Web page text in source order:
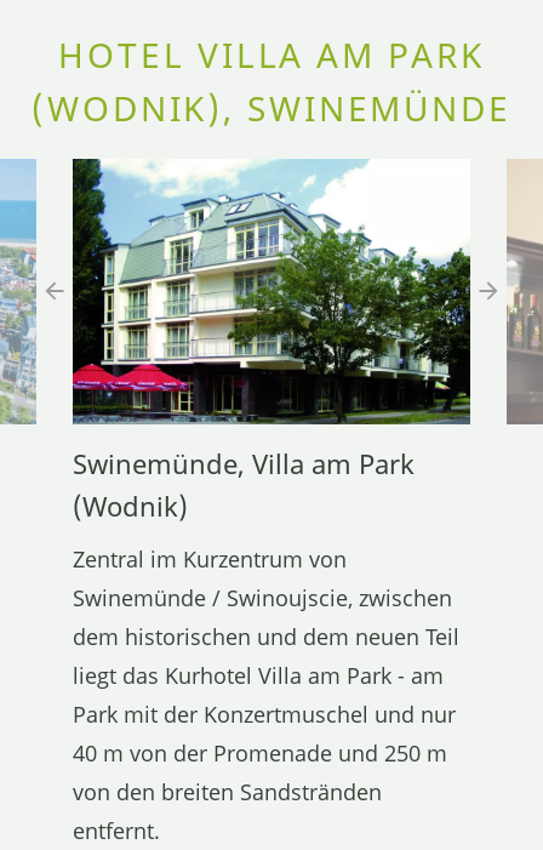
HOTEL VILLA AM PARK
(WODNIK), SWINEMÜNDE
Swinemünde, Villa am Park
(Wodnik)
Zentral im Kurzentrum von
Swinemünde / Swinoujscie, zwischen
dem historischen und dem neuen Teil
liegt das Kurhotel Villa am Park - am
Park mit der Konzertmuschel und nur
40 m von der Promenade und 250 m
von den breiten Sandstränden
entfernt.